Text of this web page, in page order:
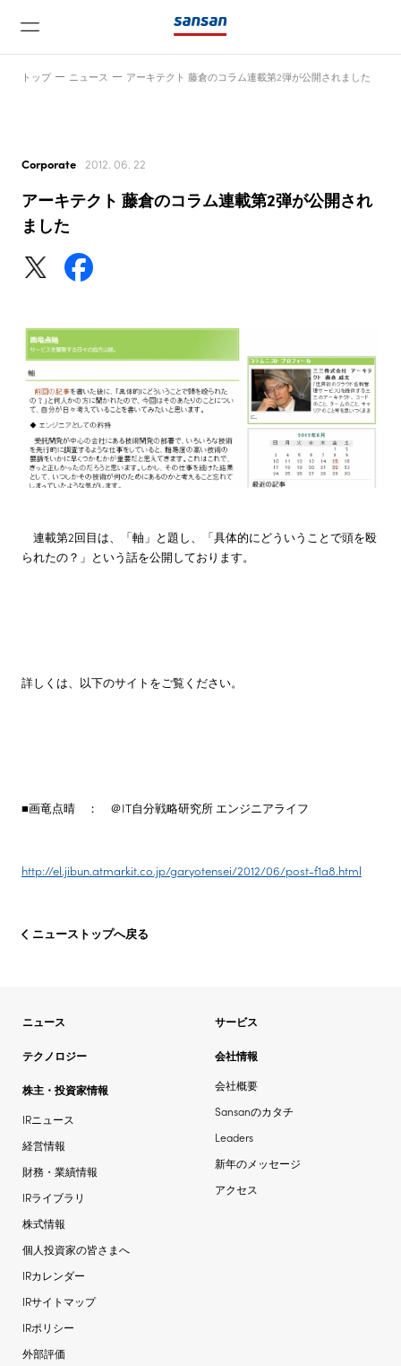
ニュース
サービス
テクノロジー
会社情報
株主・投資家情報
サステナビリティ
採用情報
トップ ニュース アーキテクト 藤倉のコラム連載第2弾が公開されました
Corporate 2012. 06. 22
アーキテクト 藤倉のコラム連載第2弾が公開され
ました
連載第2回目は、「軸」と題し、「具体的にどういうことで頭を殴
られたの？」という話を公開しております。
詳しくは、以下のサイトをご覧ください。
■画竜点晴 ： ＠IT自分戦略研究所 エンジニアライフ
http://el.jibun.atmarkit.co.jp/garyotensei/2012/06/post-f1a8.html
ニューストップへ戻る
ニュース サービス
テクノロジー
会社情報
会社概要
Sansanのカタチ
Leaders
新年のメッセージ
アクセス
株主・投資家情報
IRニュース
経営情報
財務・業績情報
IRライブラリ
株式情報
個人投資家の皆さまへ
IRカレンダー
IRサイトマップ
IRポリシー
外部評価